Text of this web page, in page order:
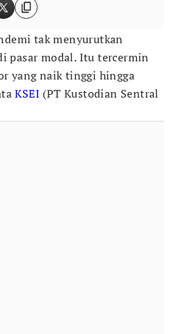
tak menyurutkan
pasar modal. Itu tercermin
yang naik tinggi hingga
KSEI (PT Kustodian Sentral